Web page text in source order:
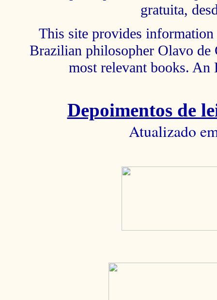
gratuita,
This site provides
Brazilian philosopher Olavo de
most relevant books.
Depoimentos de
Atualizado